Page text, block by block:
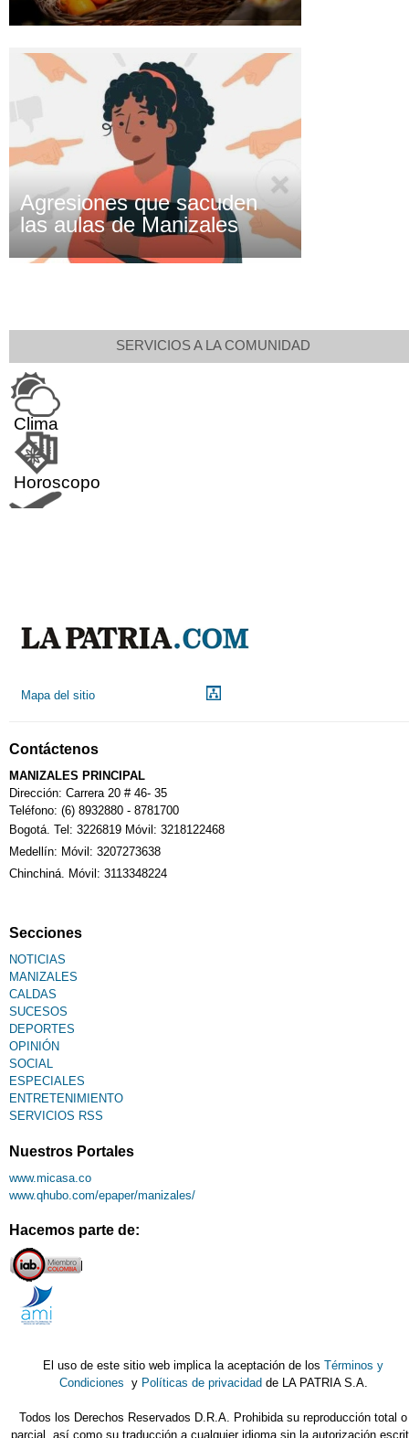
Agresiones que sacuden
las aulas de Manizales
SERVICIOS A LA COMUNIDAD
Clima
Horoscopo
Calendario Tributario
Sudoku
Mapa del sitio
Contáctenos
MANIZALES PRINCIPAL
Dirección: Carrera 20 # 46- 35
Teléfono: (6) 8932880 - 8781700
Bogotá. Tel: 3226819 Móvil: 3218122468
Medellín: Móvil: 3207273638
Chinchiná. Móvil: 3113348224
Secciones
NOTICIAS
MANIZALES
CALDAS
SUCESOS
DEPORTES
OPINIÓN
SOCIAL
ESPECIALES
ENTRETENIMIENTO
SERVICIOS RSS
Nuestros Portales
www.micasa.co
www.qhubo.com/epaper/manizales/
Hacemos parte de:
El uso de este sitio web implica la aceptación de losTérminos y
Condiciones y Políticas de privacidad de LA PATRIA S.A.
Todos los Derechos Reservados D.R.A. Prohibida su reproducción total o
parcial, así como su traducción a cualquier idioma sin la autorización